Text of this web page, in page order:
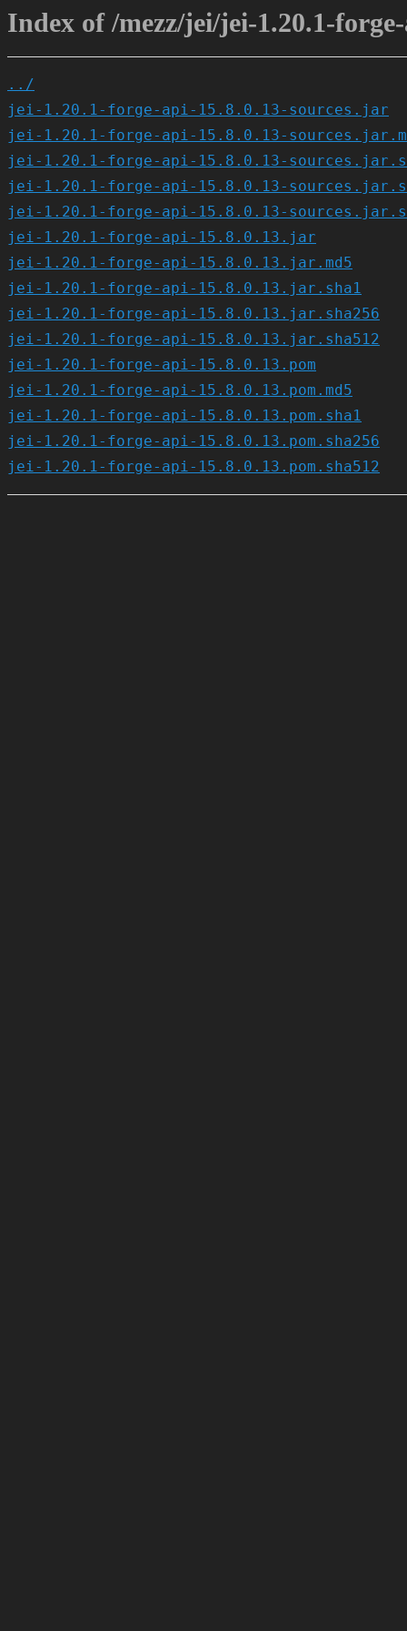
Index of /mezz/jei/jei-1.20.1-
../
jei-1.20.1-forge-api-15.8.0.13-sources.jar
jei-1.20.1-forge-api-15.8.0.13-
jei-1.20.1-forge-api-15.8.0.13-
jei-1.20.1-forge-api-15.8.0.13-
jei-1.20.1-forge-api-15.8.0.13-
jei-1.20.1-forge-api-15.8.0.13.jar
jei-1.20.1-forge-api-15.8.0.13.jar.md5
jei-1.20.1-forge-api-15.8.0.13.jar.sha1
jei-1.20.1-forge-api-15.8.0.13.jar.sha256
jei-1.20.1-forge-api-15.8.0.13.jar.sha512
jei-1.20.1-forge-api-15.8.0.13.pom
jei-1.20.1-forge-api-15.8.0.13.pom.md5
jei-1.20.1-forge-api-15.8.0.13.pom.sha1
jei-1.20.1-forge-api-15.8.0.13.pom.sha256
jei-1.20.1-forge-api-15.8.0.13.pom.sha512